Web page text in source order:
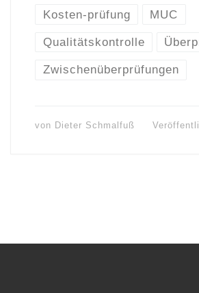
Kosten-prüfung MUC
Qualitätskontrolle
Zwischenüberprüfungen
von Dieter Schmalfuß